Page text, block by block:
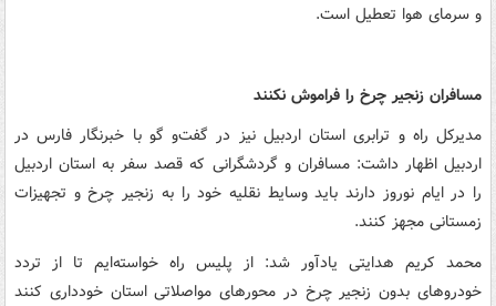
و سرمای هوا تعطیل است.
مسافران زنجیر چرخ را فراموش نکنند
مدیرکل راه و ترابری استان اردبیل نیز در گفت‌و گو با خبرنگار فارس در
اردبیل اظهار داشت: مسافران و گردشگرانی که قصد سفر به استان اردبیل
را در ایام نوروز دارند باید وسایط نقلیه خود را به زنجیر چرخ و تجهیزات
زمستانی مجهز کنند.
محمد کریم هدایتی یادآور شد: از پلیس راه خواسته‌ایم تا از تردد
خودروهای بدون زنجیر چرخ در محورهای مواصلاتی استان خودداری کنند